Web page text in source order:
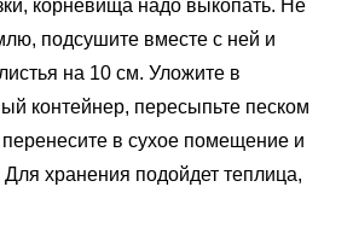
корневища надо выкопать. Не
подсушите вместе с ней и
на 10 см. Уложите в
контейнер, пересыпьте песком
в сухое помещение и
хранения подойдет теплица,